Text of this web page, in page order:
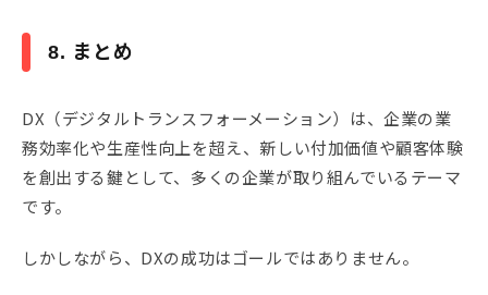
8. まとめ
DX（デジタルトランスフォーメーション）は、企業の業
務効率化や生産性向上を超え、新しい付加価値や顧客体験
を創出する鍵として、多くの企業が取り組んでいるテーマ
です。
しかしながら、DXの成功はゴールではありません。